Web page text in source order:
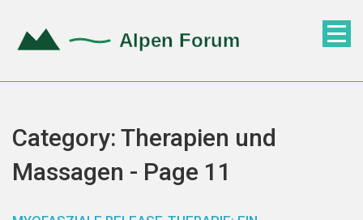
Category: Therapien und
Massagen - Page 11